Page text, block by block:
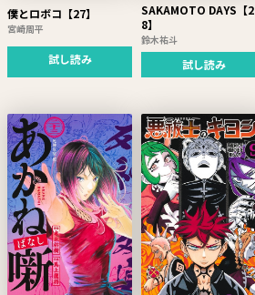
僕とロボコ【27】
宮崎周平
試し読み
SAKAMOTO DAYS【2
8】
鈴木祐斗
試し読み